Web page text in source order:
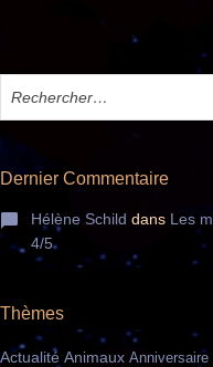
Dernier Commentaire
Hélène Schild dans Les
4/5
Thèmes
Actualité Animaux Anniversaire